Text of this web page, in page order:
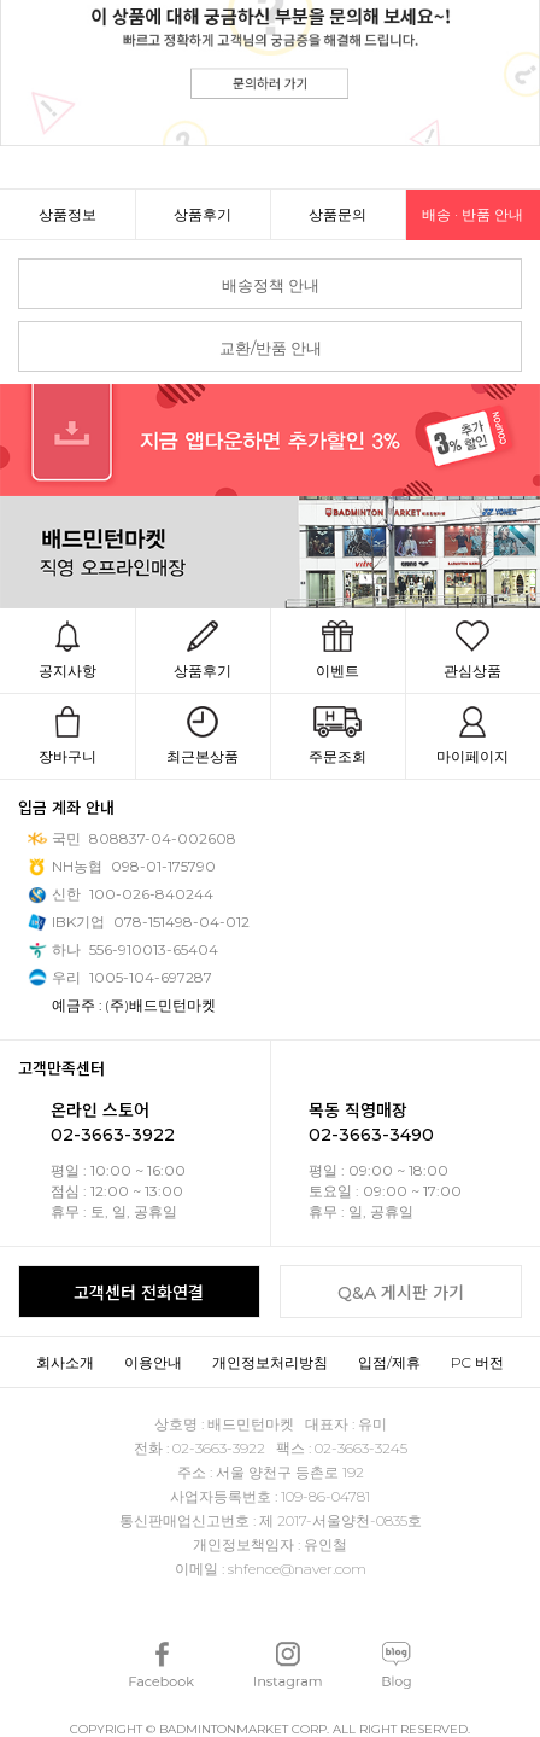
상품정보 상품후기 상품문의 배송 · 반품 안내
배송정책 안내
교환/반품 안내
공지사항 상품후기 이벤트 관심상품
장바구니 최근본상품 주문조회 마이페이지
입금 계좌 안내
국민 808837-04-002608
NH농협
098-01-175790
신한 100-026-840244
IBK기업
078-151498-04-012
하나 556-910013-65404
우리 1005-104-697287
예금주 : (주)배드민턴마켓
고객만족센터
온라인 스토어
02-3663-3922
평일 : 10:00 ~ 16:00
점심 : 12:00 ~ 13:00
휴무 : 토, 일, 공휴일
목동 직영매장
02-3663-3490
평일 : 09:00 ~ 18:00
토요일 : 09:00 ~ 17:00
휴무 : 일, 공휴일
고객센터 전화연결 Q&A 게시판 가기
회사소개 이용안내 개인정보처리방침 입점/제휴 PC 버전
상호명 : 배드민턴마켓 대표자 : 유미
전화 : 02-3663-3922 팩스 : 02-3663-3245
주소 : 서울 양천구 등촌로 192
사업자등록번호 : 109-86-04781
통신판매업신고번호 : 제 2017-서울양천-0835호
개인정보책임자 : 유인철
이메일 : shfence@naver.com
COPYRIGHT © BADMINTONMARKET CORP. ALL RIGHT RESERVED.